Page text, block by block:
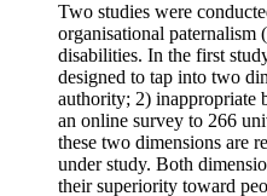
Two studies were
organisational paternalism
disabilities. In the first
designed to tap into two
authority; 2) inappropriate
an online survey to 266
these two dimensions are
under study. Both
their superiority toward